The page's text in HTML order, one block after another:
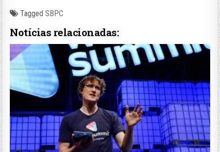
TaggedSBPC
Notícias relacionadas: